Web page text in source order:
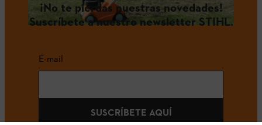
¡No te pierdas nuestras novedades!
Suscríbete a nuestro newsletter STIHL.
E-mail
SUSCRÍBETE AQUÍ